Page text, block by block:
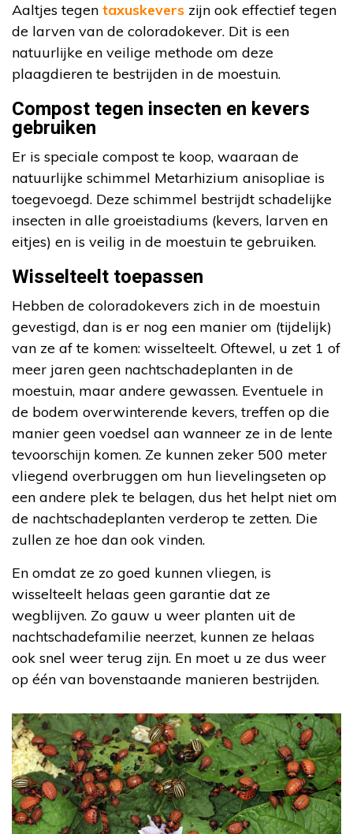
Aaltjes tegen taxuskevers zijn ook effectief tegen
de larven van de coloradokever. Dit is een
natuurlijke en veilige methode om deze
plaagdieren te bestrijden in de moestuin.
Compost tegen insecten en kevers
gebruiken
Er is speciale compost te koop, waaraan de
natuurlijke schimmel Metarhizium anisopliae is
toegevoegd. Deze schimmel bestrijdt schadelijke
insecten in alle groeistadiums (kevers, larven en
eitjes) en is veilig in de moestuin te gebruiken.
Wisselteelt toepassen
Hebben de coloradokevers zich in de moestuin
gevestigd, dan is er nog een manier om (tijdelijk)
van ze af te komen: wisselteelt. Oftewel, u zet 1 of
meer jaren geen nachtschadeplanten in de
moestuin, maar andere gewassen. Eventuele in
de bodem overwinterende kevers, treffen op die
manier geen voedsel aan wanneer ze in de lente
tevoorschijn komen. Ze kunnen zeker 500 meter
vliegend overbruggen om hun lievelingseten op
een andere plek te belagen, dus het helpt niet om
de nachtschadeplanten verderop te zetten. Die
zullen ze hoe dan ook vinden.
En omdat ze zo goed kunnen vliegen, is
wisselteelt helaas geen garantie dat ze
wegblijven. Zo gauw u weer planten uit de
nachtschadefamilie neerzet, kunnen ze helaas
ook snel weer terug zijn. En moet u ze dus weer
op één van bovenstaande manieren bestrijden.